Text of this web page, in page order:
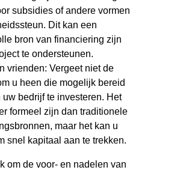
subsidies of andere vormen
Dit kan een
bron van financiering zijn
te ondersteunen.
vrienden: Vergeet niet de
u heen die mogelijk bereid
uw bedrijf te investeren. Het
formeel zijn dan traditionele
maar het kan u
snel kapitaal aan te trekken.
om de voor- en nadelen van